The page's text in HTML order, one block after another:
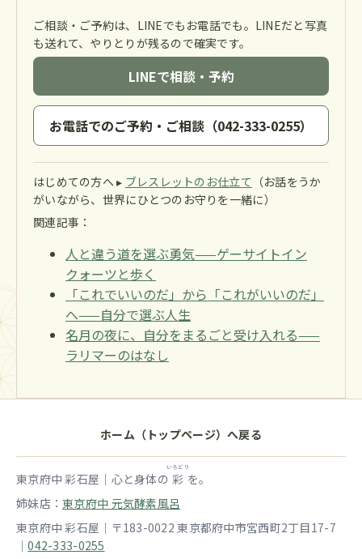
ご相談・ご予約は、LINEでもお電話でも。LINEだと写真
も送れて、やりとりが残るので確実です。
LINEで相談・予約
お電話でのご予約・ご相談（042-333-0255）
はじめての方へ ▸ ブレスレットのお仕立て （お話をうか
がいながら、世界にひとつのお守りを一緒に）
関連記事：
人と違う道を選ぶ勇気——ゲーサイトイン
クォーツと歩く
「これでいいのだ」から「これがいいのだ」
へ——自分で選ぶ人生
名月の夜に、自分をまるごと受け入れる——
ラリマーのはなし
ホーム（トップページ）へ戻る
東京府中 彩石屋｜心と身体の 彩
いろどり
を。
姉妹店：東京府中 元気酵素風呂
東京府中 彩石屋｜〒183-0022 東京都府中市宮西町2丁目17-7
｜042-333-0255